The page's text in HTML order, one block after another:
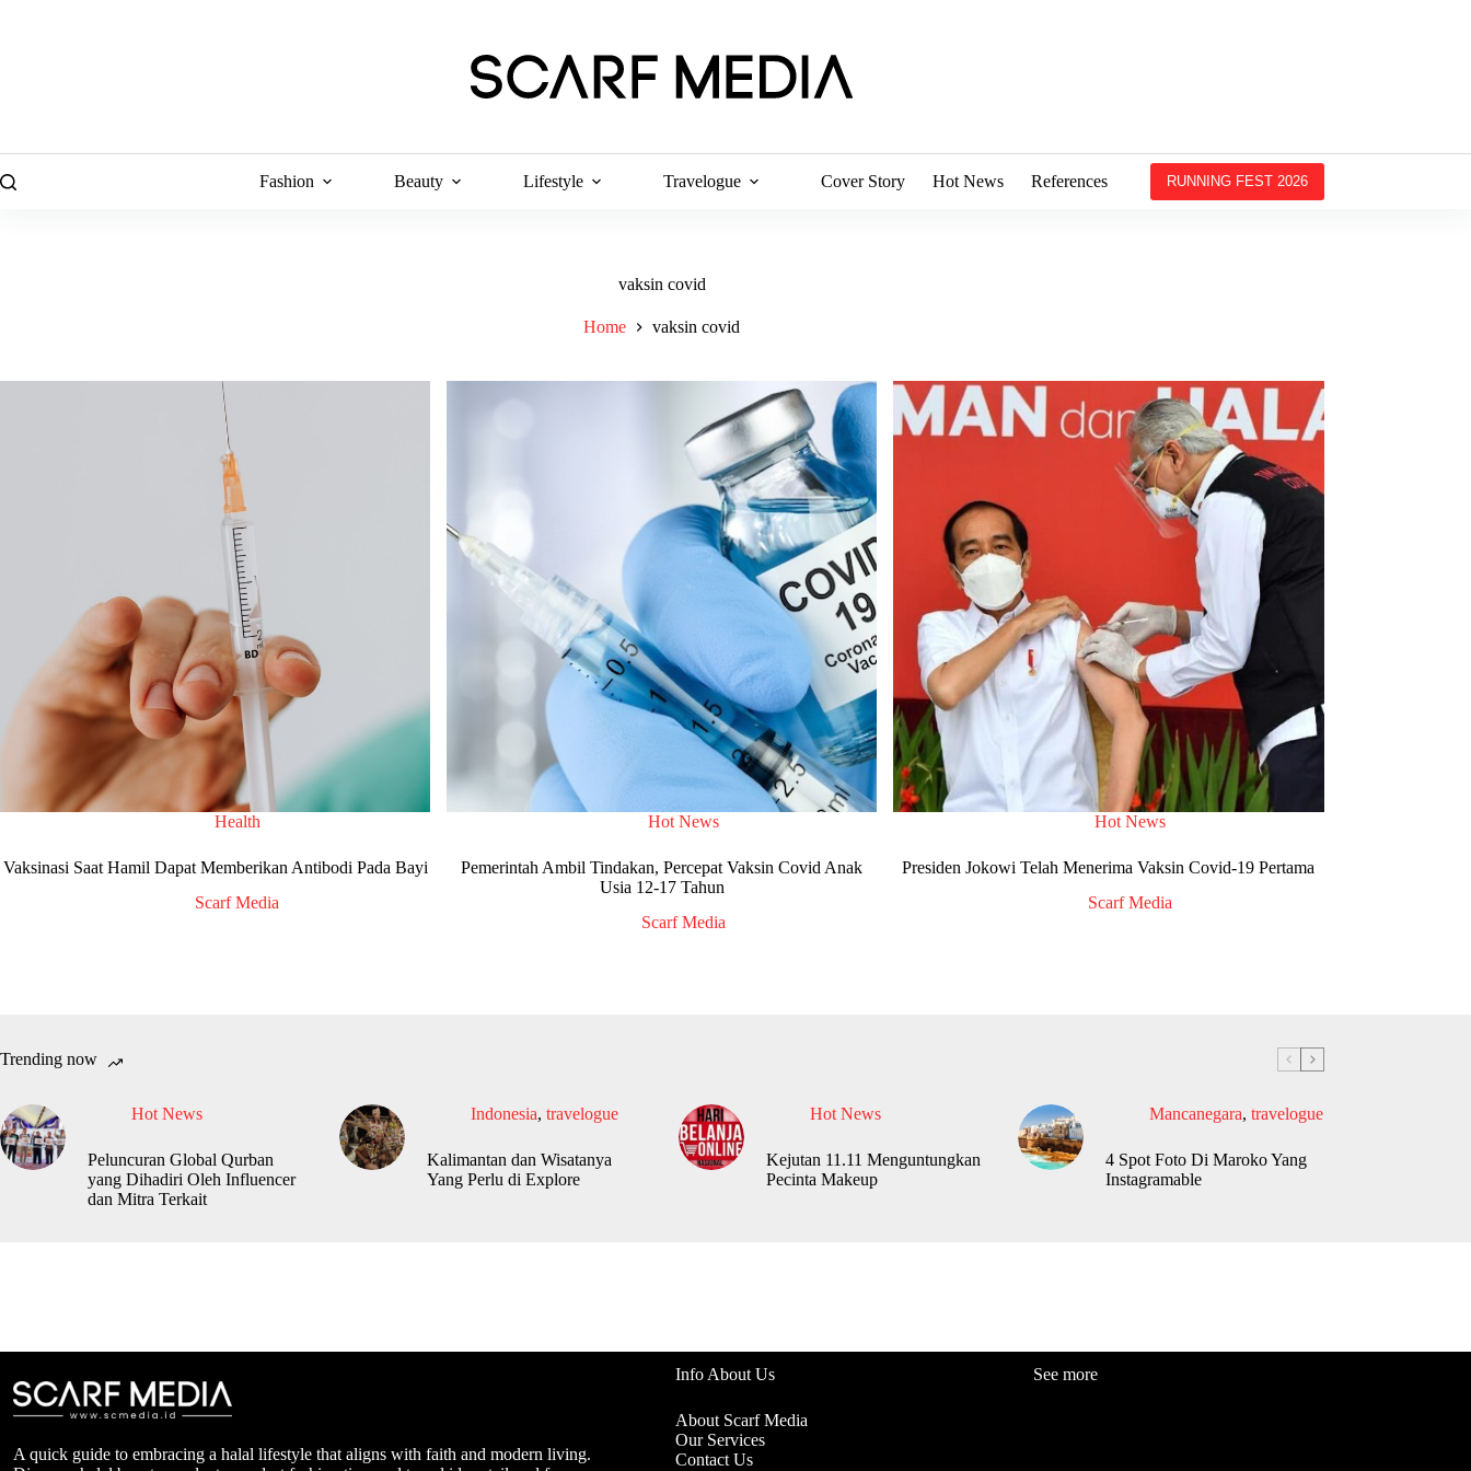
Fashion Beauty Lifestyle Travelogue Cover Story Hot News References RUNNING FEST 2026
vaksin covid
Home vaksin covid
Health
Vaksinasi Saat Hamil Dapat Memberikan Antibodi Pada Bayi
Scarf Media
Hot News
Pemerintah Ambil Tindakan, Percepat Vaksin Covid Anak
Usia 12-17 Tahun
Scarf Media
Hot News
Presiden Jokowi Telah Menerima Vaksin Covid-19 Pertama
Scarf Media
Trending now
Hot News
Peluncuran Global Qurban
yang Dihadiri Oleh Influencer
dan Mitra Terkait
Indonesia, travelogue
Kalimantan dan Wisatanya
Yang Perlu di Explore
Hot News
Kejutan 11.11 Menguntungkan
Pecinta Makeup
Mancanegara, travelogue
4 Spot Foto Di Maroko Yang
Instagramable
A quick guide to embracing a halal lifestyle that aligns with faith and modern living.
Info About Us
About Scarf Media
Our Services
Contact Us
See more